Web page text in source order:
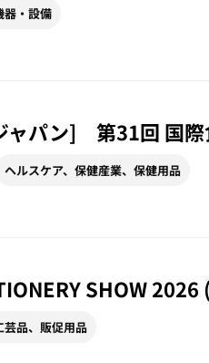
器・設備
パン] 第31回 国際
ヘルスケア、保健産業、保健用品
SHOW 2026
芸品、販促用品